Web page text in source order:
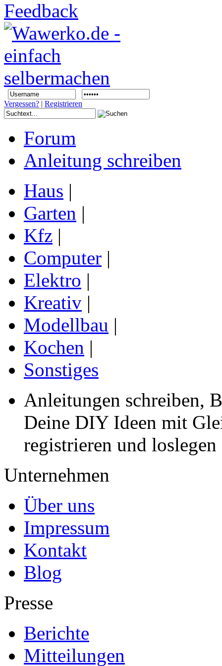
Vergessen? | Registrieren
Forum
Anleitung schreiben
Haus |
Garten |
Kfz |
Computer |
Elektro |
Kreativ |
Modellbau |
Kochen |
Sonstiges
Anleitungen schreiben,
Deine DIY Ideen mit
registrieren und loslegen
Unternehmen
Über uns
Impressum
Kontakt
Blog
Presse
Berichte
Mitteilungen